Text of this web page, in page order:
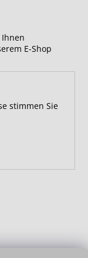
E-Shop
stimmen Sie